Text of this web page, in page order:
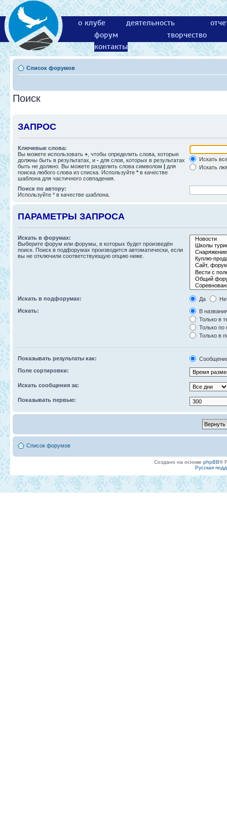
о клубе деятельность
форум
творчество
контакты
Список форумов
Поиск
ЗАПРОС
Ключевые слова:
Вы можете использовать + , чтобы определить слова, которые
должны быть в результатах, и - для слов, которых в результатах
быть не должно. Вы можете разделить слова символом | для
поиска любого слова из списка. Используйте * в качестве
шаблона для частичного совпадения.
Искать
Искать
Поиск по автору:
Используйте * в качестве шаблона.
ПАРАМЕТРЫ ЗАПРОСА
Искать в форумах:
Выберите форум или форумы, в которых будет произведён
поиск. Поиск в подфорумах производится автоматически, если
вы не отключили соответствующую опцию ниже.
Искать в подфорумах: Да
Искать:
В
Только в
Только по
Только в
Показывать результаты как:
Поле сортировки:
Искать сообщения за:
Показывать первые:
Список форумов
Создано на основе phpBB®
Русская